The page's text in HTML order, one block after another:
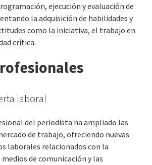
ejecución y evaluación de
la adquisición de habilidades y
como la iniciativa, el trabajo en
crítica.
laboral
del periodista ha ampliado las
de trabajo, ofreciendo nuevas
laborales relacionados con la
de comunicación y las